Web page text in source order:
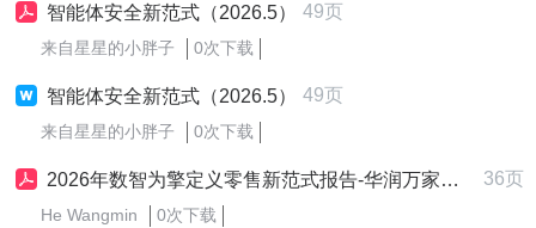
智能体安全新范式（2026.5） 49页
来自星星的小胖子 0次下载
智能体安全新范式（2026.5） 49页
来自星星的小胖子 0次下载
2026年数智为擎定义零售新范式报告-华润万家尼尔森IQ 36页
He Wangmin 0次下载